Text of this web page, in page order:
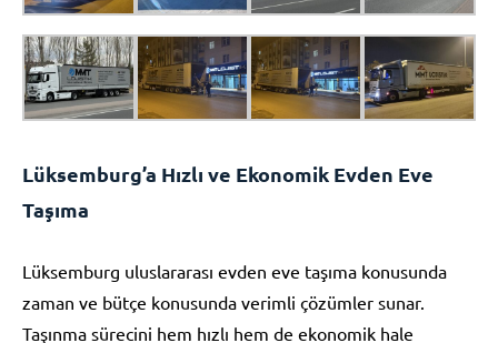
Lüksemburg’a Hızlı ve Ekonomik Evden Eve
Taşıma
Lüksemburg uluslararası evden eve taşıma konusunda
zaman ve bütçe konusunda verimli çözümler sunar.
Taşınma sürecini hem hızlı hem de ekonomik hale